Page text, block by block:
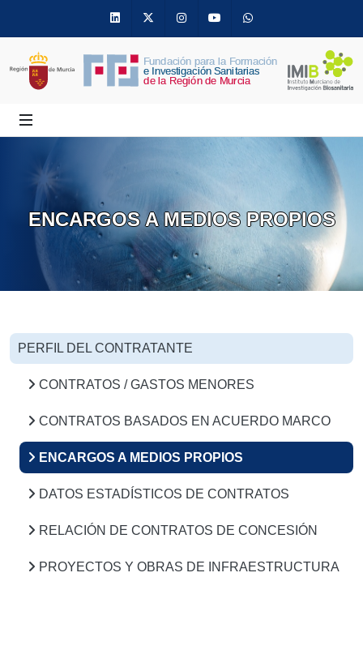
Linkedin Twitter InstagramYoutube
ENCARGOS A MEDIOS PROPIOS
PERFIL DEL CONTRATANTE
CONTRATOS / GASTOS MENORES
CONTRATOS BASADOS EN ACUERDO MARCO
ENCARGOS A MEDIOS PROPIOS
DATOS ESTADÍSTICOS DE CONTRATOS
RELACIÓN DE CONTRATOS DE CONCESIÓN
PROYECTOS Y OBRAS DE INFRAESTRUCTURA